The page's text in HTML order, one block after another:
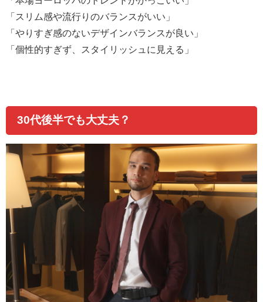
「スリム感や流行りのバランスがいい」
「やりすぎ感のないデザインバランスが良い」
「個性的すぎず、スタイリッシュに見える」
30代後半でも大丈夫？